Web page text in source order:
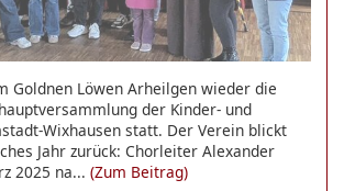
Goldnen Löwen Arheilgen wieder die
der Kinder- und
Wixhausen statt. Der Verein blickt
Jahr zurück: Chorleiter Alexander
2025 na... (Zum Beitrag)